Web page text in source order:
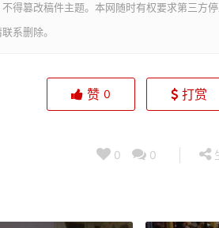
得篡改稿件主题。本网随时有权要求第三方停
系删除。
赞 0 打赏
0 0